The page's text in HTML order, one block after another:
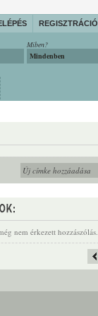
REGISZTRÁCIÓ
Miben?
Mindenben
nem érkezett hozzászólás.